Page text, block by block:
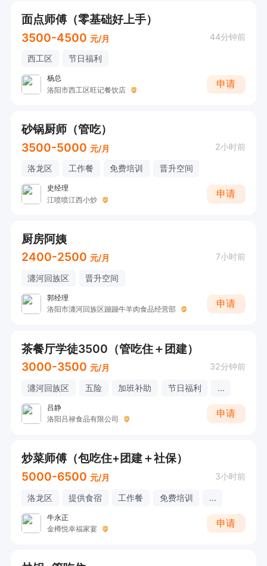
面点师傅（零基础好上手）
3500-4500 元/月 44分钟前
西工区 节日福利
杨总
洛阳市西工区旺记餐饮店
申请
砂锅厨师（管吃）
3500-5000 元/月 2小时前
洛龙区 工作餐 免费培训 晋升空间
史经理
江喷喷江西小炒
申请
厨房阿姨
2400-2500 元/月 7小时前
瀍河回族区 晋升空间
郭经理
洛阳市瀍河回族区蹦蹦牛羊肉食品经营部
申请
茶餐厅学徒3500（管吃住＋团建）
3000-3500 元/月 32分钟前
瀍河回族区 五险 加班补助 节日福利 ...
吕静
洛阳吕禄食品有限公司
申请
炒菜师傅（包吃住+团建＋社保）
5000-6500 元/月 3小时前
洛龙区 提供食宿 工作餐 免费培训 ...
牛永正
金樽悦幸福家宴
申请